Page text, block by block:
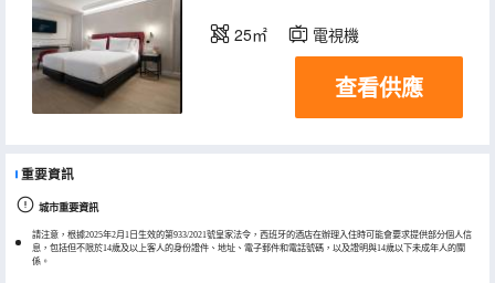
25㎡ 電視機
查看供應
重要資訊
城市重要資訊
請注意，根據2025年2月1日生效的第933/2021號皇家法令，西班牙的酒店在辦理入住時可能會要求提供部分個人信
息，包括但不限於14歲及以上客人的身份證件、地址、電子郵件和電話號碼，以及證明與14歲以下未成年人的關
係。